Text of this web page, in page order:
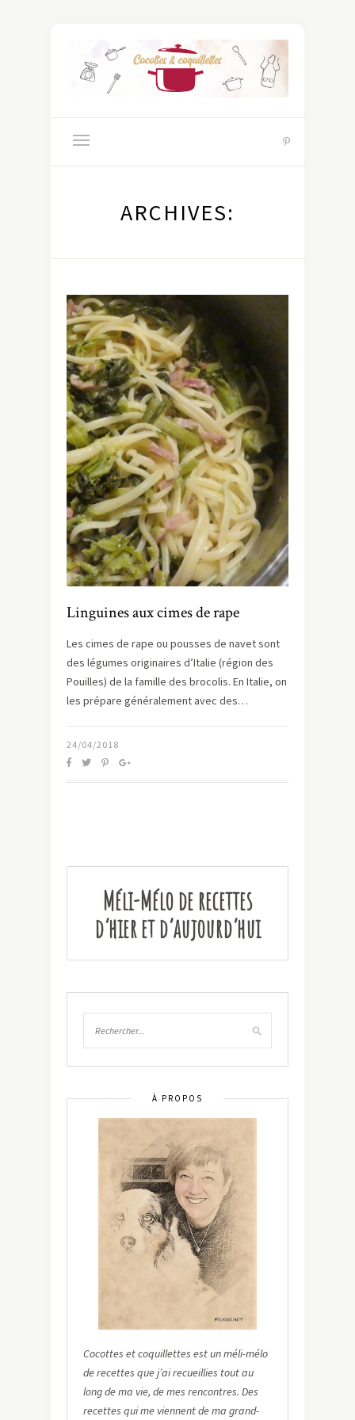
ARCHIVES:
Linguines aux cimes de rape
Les cimes de rape ou pousses de navet sont
des légumes originaires d’Italie (région des
Pouilles) de la famille des brocolis. En Italie, on
les prépare généralement avec des…
24/04/2018
Méli-Mélo de recettes
d’hier et d’aujourd’hui
À PROPOS
Cocottes et coquillettes est un méli-mélo
de recettes que j’ai recueillies tout au
long de ma vie, de mes rencontres. Des
recettes qui me viennent de ma grand-